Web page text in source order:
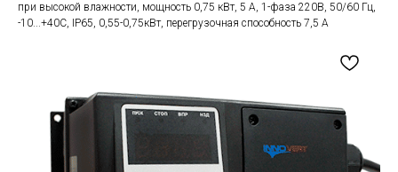
при высокой влажности, мощность 0,75 кВт, 5 А, 1-фаза 220В, 50/60 Гц,
-10...+40С, IP65, 0,55-0,75кВт, перегрузочная способность 7,5 А